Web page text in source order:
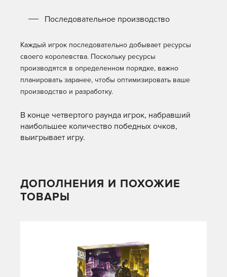
Последовательное производство
Каждый игрок последовательно добывает ресурсы
своего королевства. Поскольку ресурсы
производятся в определенном порядке, важно
планировать заранее, чтобы оптимизировать ваше
производство и разработку.
В конце четвертого раунда игрок, набравший
наибольшее количество победных очков,
выигрывает игру.
ДОПОЛНЕНИЯ И ПОХОЖИЕ
ТОВАРЫ